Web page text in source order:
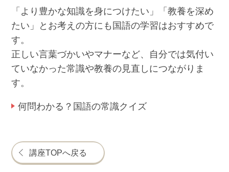
「より豊かな知識を身につけたい」「教養を深め
たい」とお考えの方にも国語の学習はおすすめで
す。
正しい言葉づかいやマナーなど、自分では気付い
ていなかった常識や教養の見直しにつながりま
す。
何問わかる？国語の常識クイズ
講座TOPへ戻る